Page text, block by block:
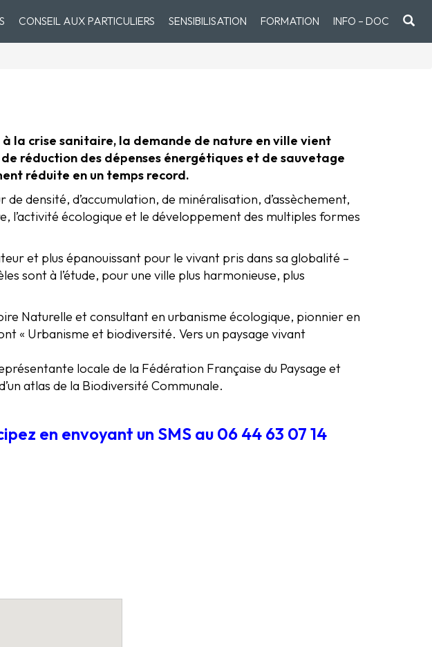
CONSEIL AUX PARTICULIERS SENSIBILISATION FORMATION INFO – DOC
la crise sanitaire, la demande de nature en ville vient
réduction des dépenses énergétiques et de sauvetage
réduite en un temps record.
densité, d’accumulation, de minéralisation, d’assèchement,
écologique et le développement des multiples formes
et plus épanouissant pour le vivant pris dans sa globalité –
sont à l’étude, pour une ville plus harmonieuse, plus
Naturelle et consultant en urbanisme écologique, pionnier en
« Urbanisme et biodiversité. Vers un paysage vivant
locale de la Fédération Française du Paysage et
atlas de la Biodiversité Communale.
en envoyant un SMS au 06 44 63 07 14